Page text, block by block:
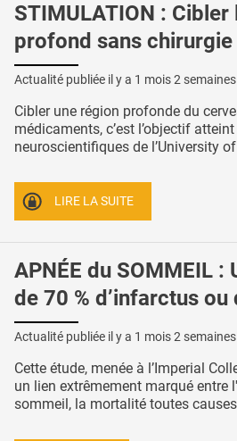
STIMULATION : Cibler
profond sans
Actualité publiée il y a 1 mois 2 semaines
Cibler une région profonde du
médicaments, c’est l’objectif
neuroscientifiques de l’University
LIRE LA SUITE
APNÉE du SOMMEIL :
de 70 % d’infarctus ou
Actualité publiée il y a 1 mois 2 semaines
Cette étude, menée à l’Imperial
un lien extrêmement marqué entre
sommeil, la mortalité toutes